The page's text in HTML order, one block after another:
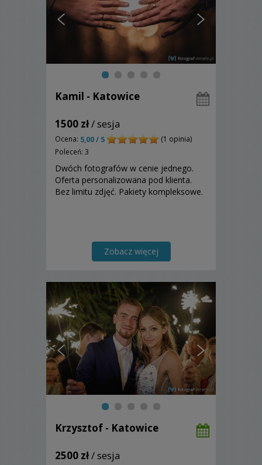
Kamil - Katowice
1500 zł/ sesja
Ocena: 5,00 / 5
(1 opinia)
Poleceń: 3
Dwóch fotografów w cenie jednego.
Oferta personalizowana pod klienta.
Bez limitu zdjęć. Pakiety kompleksowe.
Zobacz więcej
Krzysztof - Katowice
2500 zł/ sesja